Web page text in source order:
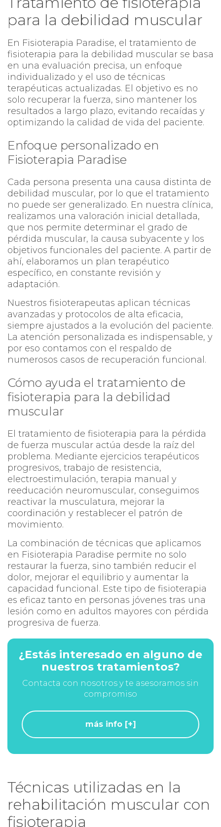
para la debilidad muscular
En Fisioterapia Paradise, el tratamiento de
fisioterapia para la debilidad muscular se basa
en una evaluación precisa, un enfoque
individualizado y el uso de técnicas
terapéuticas actualizadas. El objetivo es no
solo recuperar la fuerza, sino mantener los
resultados a largo plazo, evitando recaídas y
optimizando la calidad de vida del paciente.
Enfoque personalizado en
Fisioterapia Paradise
Cada persona presenta una causa distinta de
debilidad muscular, por lo que el tratamiento
no puede ser generalizado. En nuestra clínica,
realizamos una valoración inicial detallada,
que nos permite determinar el grado de
pérdida muscular, la causa subyacente y los
objetivos funcionales del paciente. A partir de
ahí, elaboramos un plan terapéutico
específico, en constante revisión y
adaptación.
Nuestros fisioterapeutas aplican técnicas
avanzadas y protocolos de alta eficacia,
siempre ajustados a la evolución del paciente.
La atención personalizada es indispensable, y
por eso contamos con el respaldo de
numerosos casos de recuperación funcional.
Cómo ayuda el tratamiento de
fisioterapia para la debilidad
muscular
El tratamiento de fisioterapia para la pérdida
de fuerza muscular actúa desde la raíz del
problema. Mediante ejercicios terapéuticos
progresivos, trabajo de resistencia,
electroestimulación, terapia manual y
reeducación neuromuscular, conseguimos
reactivar la musculatura, mejorar la
coordinación y restablecer el patrón de
movimiento.
La combinación de técnicas que aplicamos
en Fisioterapia Paradise permite no solo
restaurar la fuerza, sino también reducir el
dolor, mejorar el equilibrio y aumentar la
capacidad funcional. Este tipo de fisioterapia
es eficaz tanto en personas jóvenes tras una
lesión como en adultos mayores con pérdida
progresiva de fuerza.
¿Estás interesado en alguno de
nuestros tratamientos?
Contacta con nosotros y te asesoramos sin
compromiso
más info [+]
Técnicas utilizadas en la
rehabilitación muscular con
fisioterapia